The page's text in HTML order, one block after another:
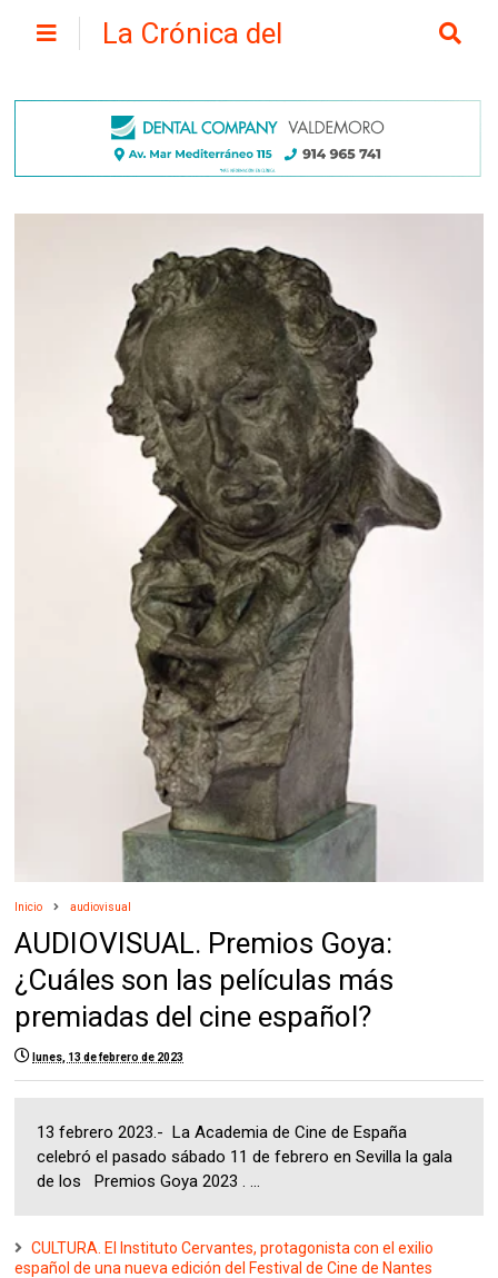
La Crónica del
Inicio audiovisual
AUDIOVISUAL. Premios Goya:
¿Cuáles son las películas más
premiadas del cine español?
lunes, 13 de febrero de 2023
13 febrero 2023.- La Academia de Cine de España
celebró el pasado sábado 11 de febrero en Sevilla la gala
de los Premios Goya 2023 . ...
CULTURA. El Instituto Cervantes, protagonista con el exilio
español de una nueva edición del Festival de Cine de Nantes